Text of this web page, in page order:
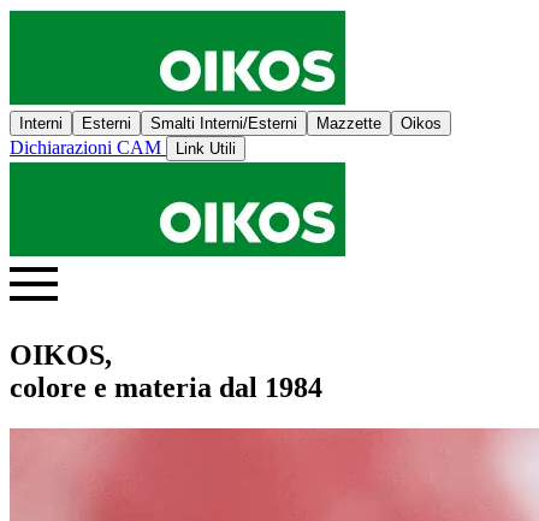
Interni Esterni Smalti Interni/Esterni Mazzette Oikos
Dichiarazioni CAM Link Utili
OIKOS,
colore e materia dal 1984